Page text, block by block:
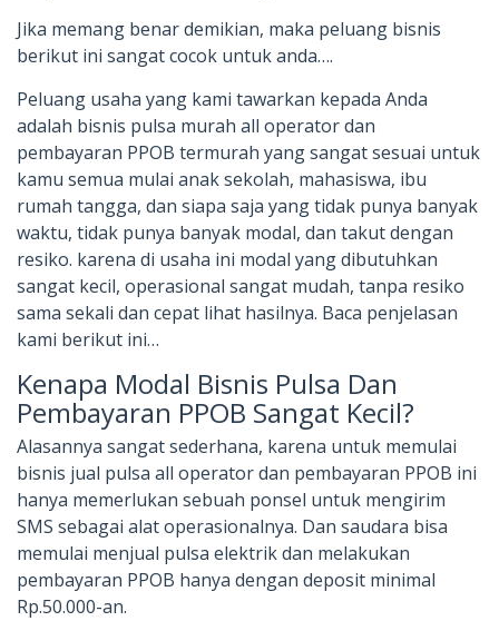
Jika memang benar demikian, maka peluang bisnis
berikut ini sangat cocok untuk anda….
Peluang usaha yang kami tawarkan kepada Anda
adalah bisnis pulsa murah all operator dan
pembayaran PPOB termurah yang sangat sesuai untuk
kamu semua mulai anak sekolah, mahasiswa, ibu
rumah tangga, dan siapa saja yang tidak punya banyak
waktu, tidak punya banyak modal, dan takut dengan
resiko. karena di usaha ini modal yang dibutuhkan
sangat kecil, operasional sangat mudah, tanpa resiko
sama sekali dan cepat lihat hasilnya. Baca penjelasan
kami berikut ini…
Kenapa Modal Bisnis Pulsa Dan
Pembayaran PPOB Sangat Kecil?
Alasannya sangat sederhana, karena untuk memulai
bisnis jual pulsa all operator dan pembayaran PPOB ini
hanya memerlukan sebuah ponsel untuk mengirim
SMS sebagai alat operasionalnya. Dan saudara bisa
memulai menjual pulsa elektrik dan melakukan
pembayaran PPOB hanya dengan deposit minimal
Rp.50.000-an.